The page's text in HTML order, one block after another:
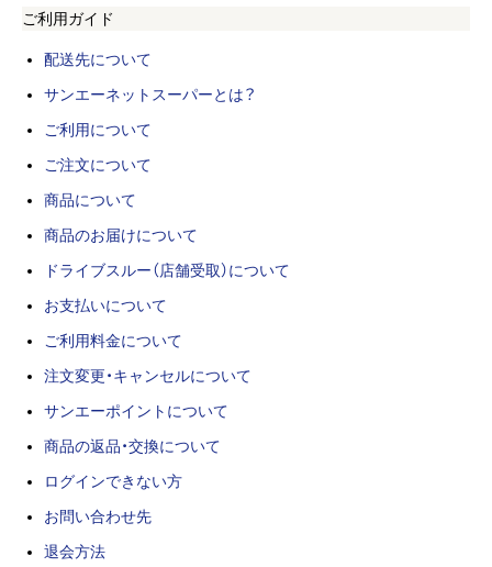
ご利用ガイド
配送先について
サンエーネットスーパーとは？
ご利用について
ご注文について
商品について
商品のお届けについて
ドライブスルー（店舗受取）について
お支払いについて
ご利用料金について
注文変更・キャンセルについて
サンエーポイントについて
商品の返品・交換について
ログインできない方
お問い合わせ先
退会方法